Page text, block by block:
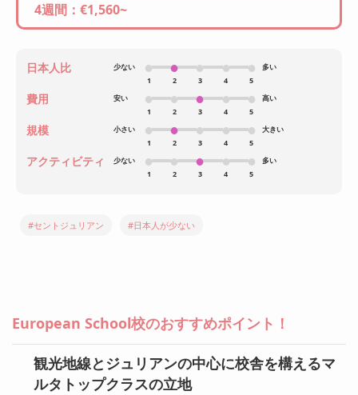
4週間：€1,560~
日本人比
少ない
1
2 3 4 5
多い
費用
安い
1
2 3 4 5
高い
規模
小さい
1
2 3 4 5
大きい
アクティビティ
少ない
1
2 3 4 5
多い
#セントジュリアン #日本人が少ない
European School校のおすすめポイント！
観光地線とジュリアンの中心に校舎を構えるマ
ルタトップクラスの立地